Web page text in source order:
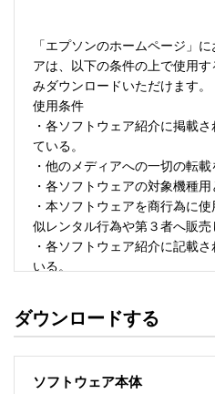
「エプソンのホームページ」
アは、以下の条件の上で使用
みダウンロードいただけます。
使用条件
・各ソフトウェア紹介に掲載
ている。
・他のメディアへの一切の転載
・各ソフトウェアの対象機種
・本ソフトウェアを商行為に
似レンタル行為や第３者へ販売
・各ソフトウェア紹介に記載
いる。
・ソフトウェアを改変、また
ダウンロードする
ソフトウェア本体